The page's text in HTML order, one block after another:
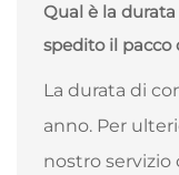
Qual è la
spedito il pacco
La durata di
anno. Per
nostro servizio